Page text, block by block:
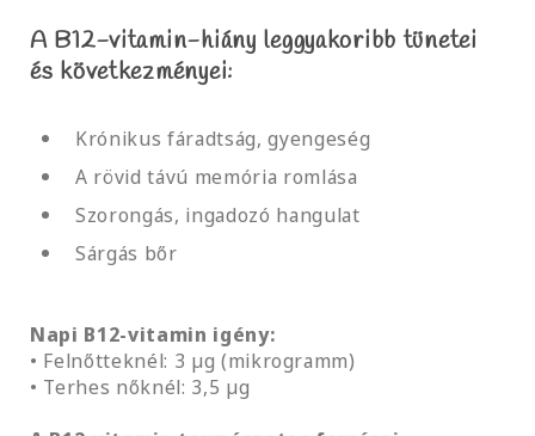
A B12-vitamin-hiány leggyakoribb tünetei
és következményei:
Krónikus fáradtság, gyengeség
A rövid távú memória romlása
Szorongás, ingadozó hangulat
Sárgás bőr
Napi B12-vitamin igény:
• Felnőtteknél: 3 µg (mikrogramm)
• Terhes nőknél: 3,5 µg